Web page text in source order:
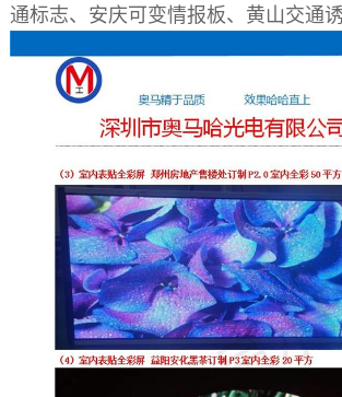
通标志、安庆可变情报板、黄山交通